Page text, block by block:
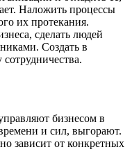
Наложить процессы
их протекания.
сделать людей
Создать в
бизнесом в
и сил, выгорают.
зависит от конкретных